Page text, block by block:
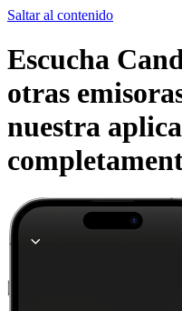
Saltar al contenido
Escucha
otras
nuestra